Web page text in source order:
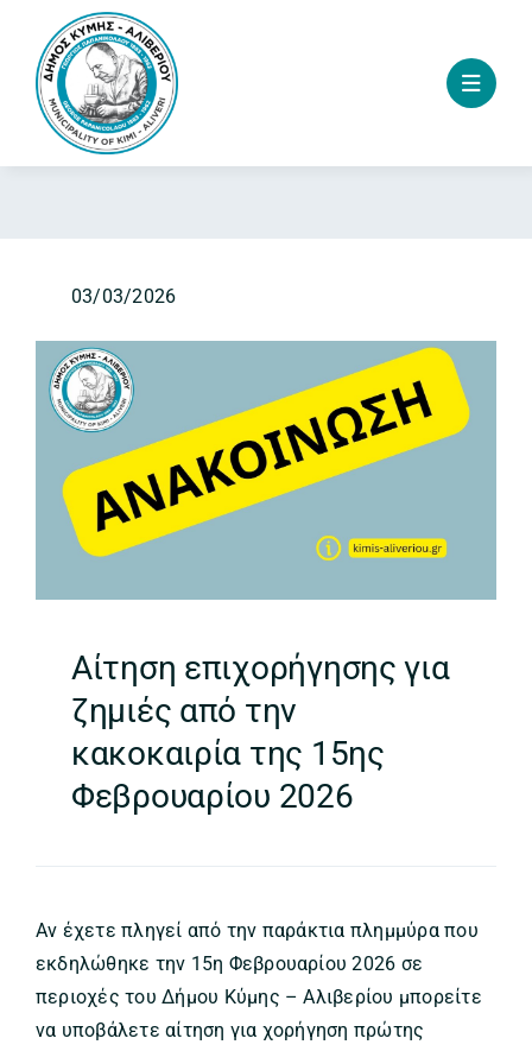
content
03/03/2026
Αίτηση επιχορήγησης για
ζημιές από την
κακοκαιρία της 15ης
Φεβρουαρίου 2026
Αν έχετε πληγεί από την παράκτια πλημμύρα που
εκδηλώθηκε την 15η Φεβρουαρίου 2026 σε
περιοχές του Δήμου Κύμης – Αλιβερίου μπορείτε
να υποβάλετε αίτηση για χορήγηση πρώτης